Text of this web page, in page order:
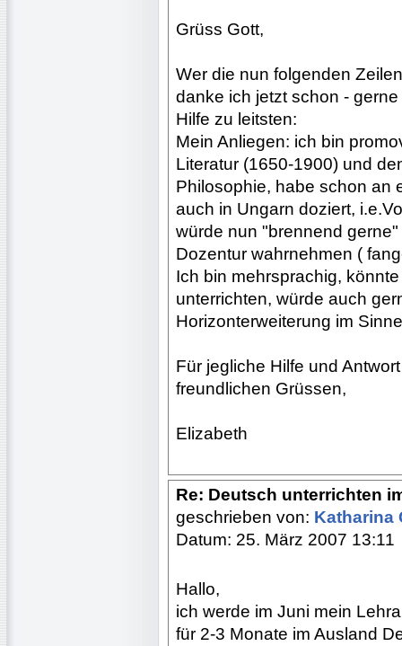
Grüss Gott,
Wer die nun folgenden
danke ich jetzt schon -
Hilfe zu leitsten:
Mein Anliegen: ich bin
Literatur (1650-1900) und
Philosophie, habe schon an
auch in Ungarn doziert,
würde nun "brennend
Dozentur wahrnehmen (
Ich bin mehrsprachig,
unterrichten, würde auch
Horizonterweiterung im
Für jegliche Hilfe und
freundlichen Grüssen,
Elizabeth
Re: Deutsch unterrichten
geschrieben von: Katharina
Datum: 25. März 2007 13:11
Hallo,
ich werde im Juni mein
für 2-3 Monate im Ausland